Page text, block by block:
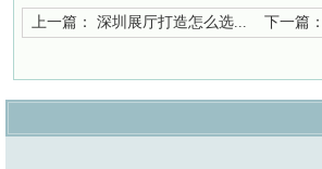
上一篇： 深圳展厅打造怎么选... 下一篇：